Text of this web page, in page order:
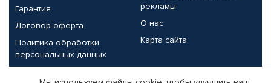
Гарантия
Договор-оферта
Политика обработки
персональных данных
рекламы
О нас
Карта сайта